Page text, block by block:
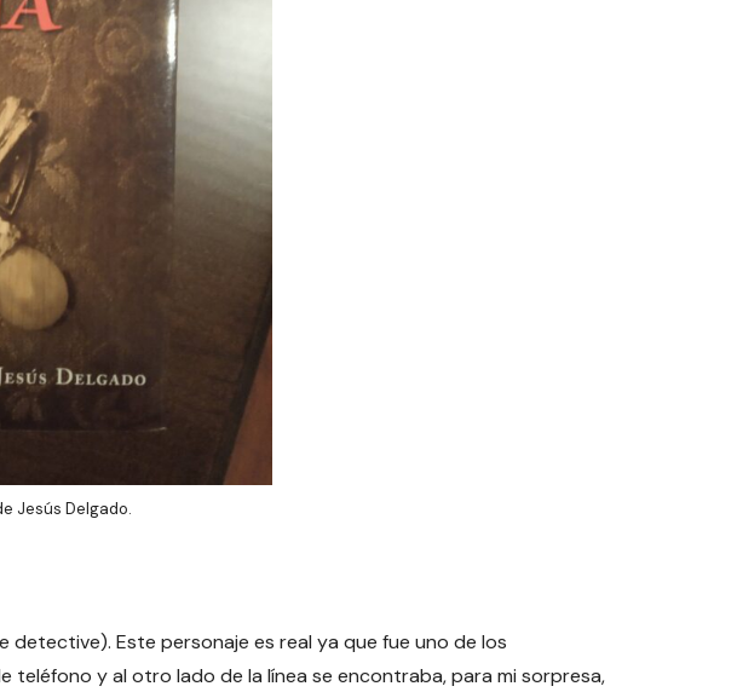
Jesús Delgado.
detective). Este personaje es real ya que fue uno de los
teléfono y al otro lado de la línea se encontraba, para mi sorpresa,